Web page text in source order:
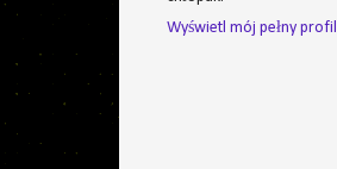
Wyświetl mój pełny profil